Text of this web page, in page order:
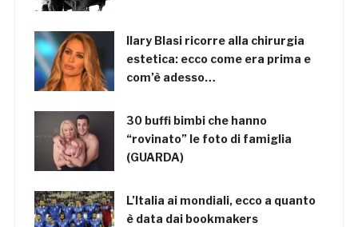
Ilary Blasi ricorre alla chirurgia
estetica: ecco come era prima e
com’è adesso…
30 buffi bimbi che hanno
“rovinato” le foto di famiglia
(GUARDA)
L’Italia ai mondiali, ecco a quanto
è data dai bookmakers